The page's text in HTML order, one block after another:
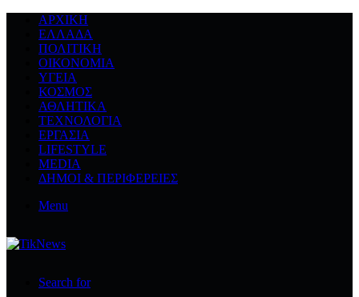
ΑΡΧΙΚΉ
ΕΛΛΆΔΑ
ΠΟΛΙΤΙΚΉ
ΟΙΚΟΝΟΜΊΑ
ΥΓΕΊΑ
ΚΌΣΜΟΣ
ΑΘΛΗΤΙΚΆ
ΤΕΧΝΟΛΟΓΙΆ
ΕΡΓΑΣΊΑ
LIFESTYLE
MEDIA
ΔΉΜΟΙ & ΠΕΡΙΦΈΡΕΙΕΣ
Menu
Search for